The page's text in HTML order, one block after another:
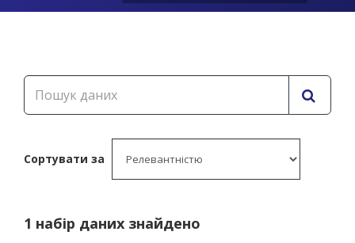
Сортувати за
1 набір даних знайдено